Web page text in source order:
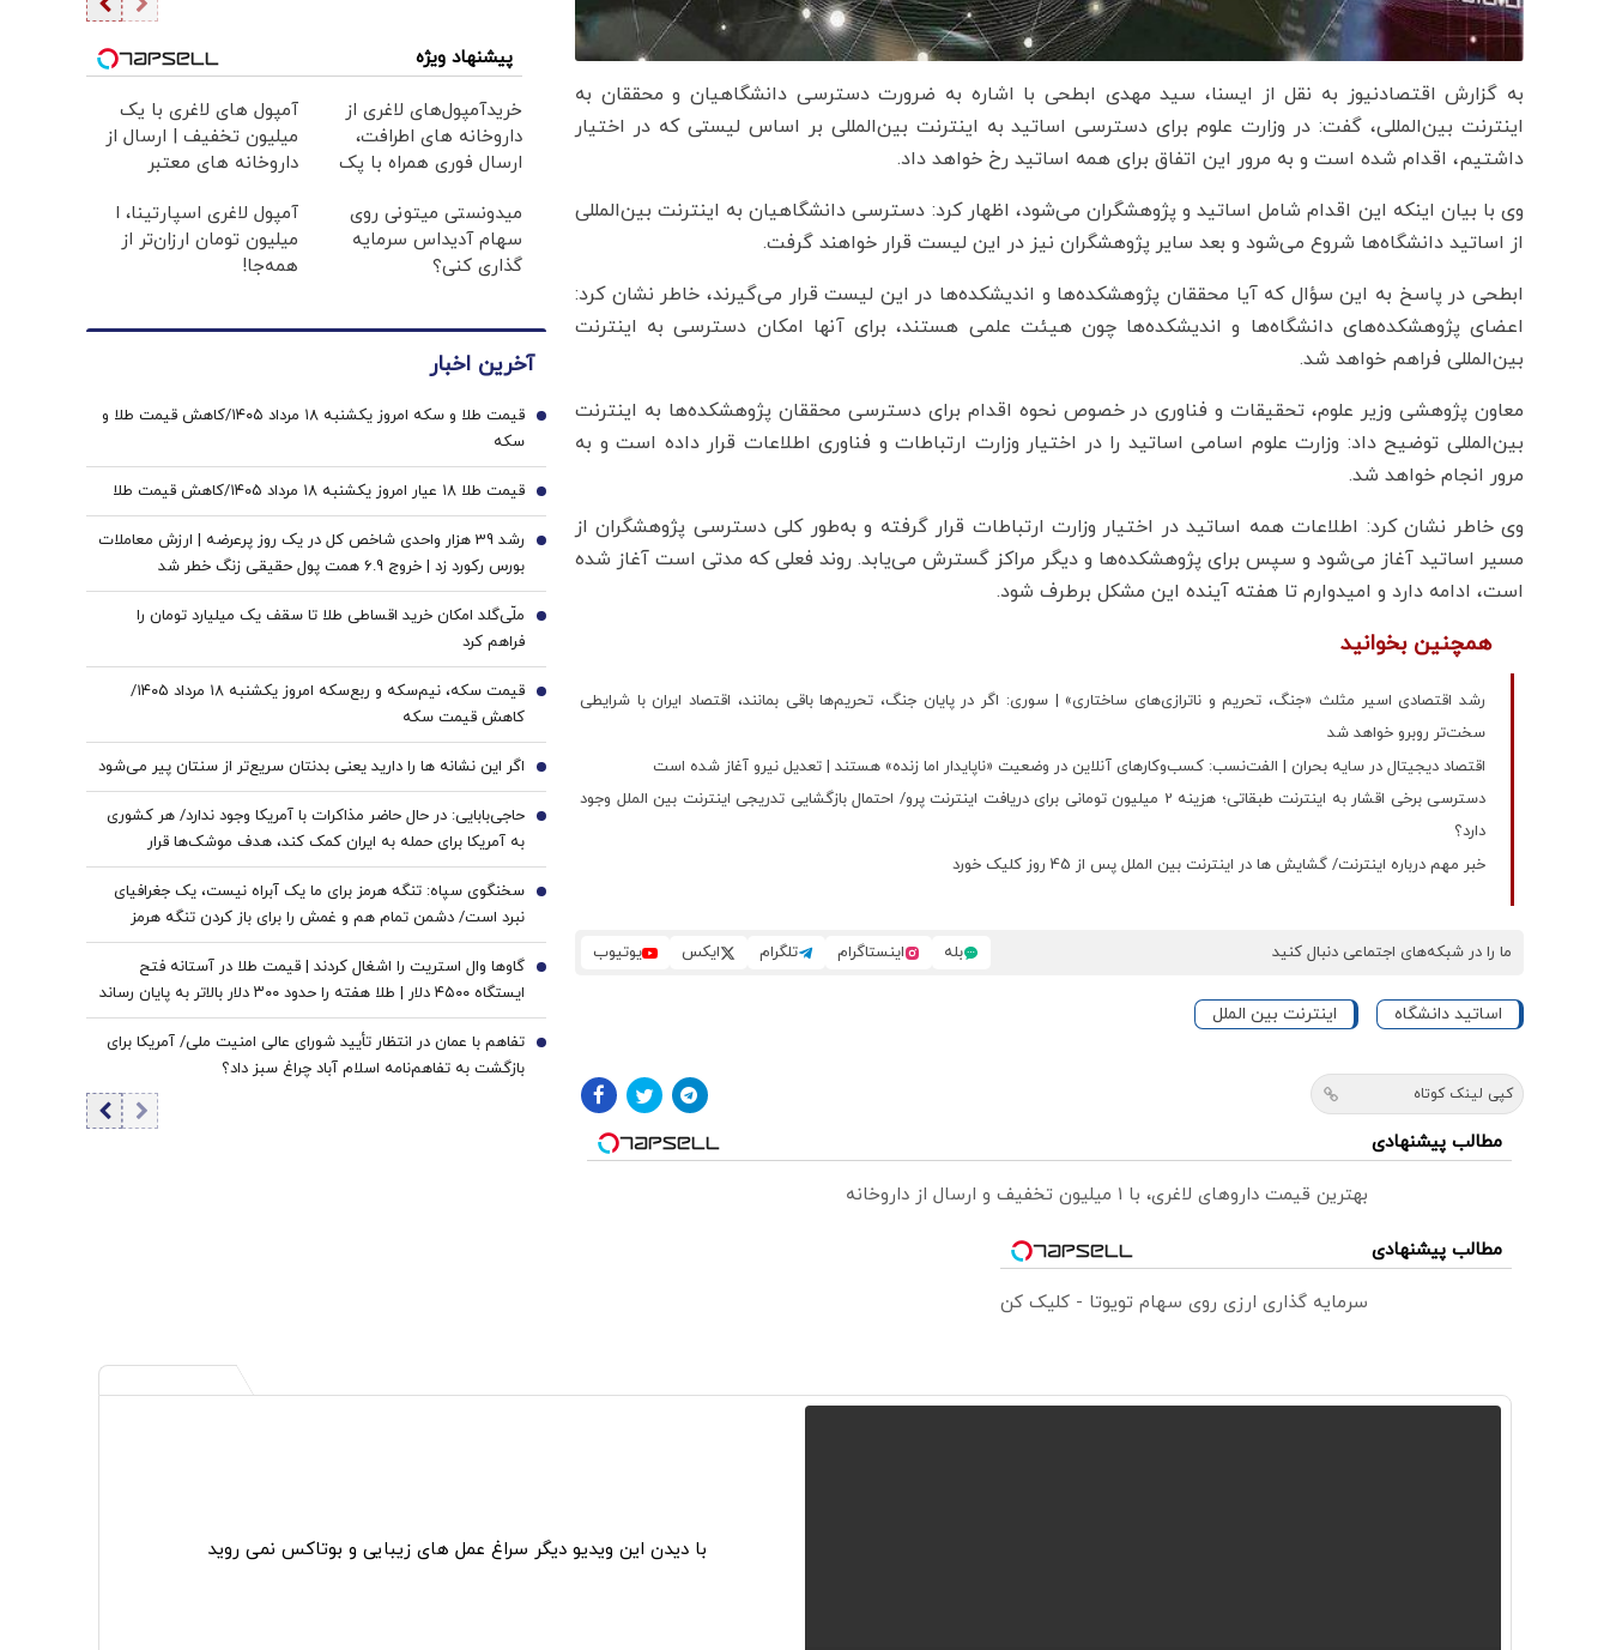
به گزارش اقتصادنیوز به نقل از ایسنا، سید مهدی ابطحی با اشاره به ضرورت دسترسی دانشگاهیان و محققان به
اینترنت بین‌المللی، گفت: در وزارت علوم برای دسترسی اساتید به اینترنت بین‌المللی بر اساس لیستی که در اختیار
داشتیم، اقدام شده است و به مرور این اتفاق برای همه اساتید رخ خواهد داد.
وی با بیان اینکه این اقدام شامل اساتید و پژوهشگران می‌شود، اظهار کرد: دسترسی دانشگاهیان به اینترنت بین‌المللی
از اساتید دانشگاه‌ها شروع می‌شود و بعد سایر پژوهشگران نیز در این لیست قرار خواهند گرفت.
ابطحی در پاسخ به این سؤال که آیا محققان پژوهشکده‌ها و اندیشکده‌ها در این لیست قرار می‌گیرند، خاطر نشان کرد:
اعضای پژوهشکده‌های دانشگاه‌ها و اندیشکده‌ها چون هیئت علمی هستند، برای آنها امکان دسترسی به اینترنت
بین‌المللی فراهم خواهد شد.
معاون پژوهشی وزیر علوم، تحقیقات و فناوری در خصوص نحوه اقدام برای دسترسی محققان پژوهشکده‌ها به اینترنت
بین‌المللی توضیح داد: وزارت علوم اسامی اساتید را در اختیار وزارت ارتباطات و فناوری اطلاعات قرار داده است و به
مرور انجام خواهد شد.
وی خاطر نشان کرد: اطلاعات همه اساتید در اختیار وزارت ارتباطات قرار گرفته و به‌طور کلی دسترسی پژوهشگران از
مسیر اساتید آغاز می‌شود و سپس برای پژوهشکده‌ها و دیگر مراکز گسترش می‌یابد. روند فعلی که مدتی است آغاز شده
است، ادامه دارد و امیدوارم تا هفته آینده این مشکل برطرف شود.
همچنین بخوانید
رشد اقتصادی اسیر مثلث «جنگ، تحریم و ناترازی‌های ساختاری» | سوری: اگر در پایان جنگ، تحریم‌ها باقی بمانند، اقتصاد ایران با شرایطی
سخت‌تر روبرو خواهد شد
اقتصاد دیجیتال در سایه بحران | الفت‌نسب: کسب‌وکارهای آنلاین در وضعیت «ناپایدار اما زنده» هستند | تعدیل نیرو آغاز شده است
دسترسی برخی اقشار به اینترنت طبقاتی؛ هزینه 2 میلیون تومانی برای دریافت اینترنت پرو/ احتمال بازگشایی تدریجی اینترنت بین الملل وجود
دارد؟
خبر مهم درباره اینترنت/ گشایش ها در اینترنت بین الملل پس از 45 روز کلیک خورد
ما را در شبکه‌های اجتماعی دنبال کنید بله اینستاگرام تلگرام ایکس یوتیوب
اساتید دانشگاه اینترنت بین الملل
کپی لینک کوتاه
مطالب پیشنهادی
بهترین قیمت داروهای لاغری، با ۱ میلیون تخفیف و ارسال از داروخانه‌
مطالب پیشنهادی
سرمایه گذاری ارزی روی سهام تویوتا - کلیک کن
پیشنهاد ویژه
خریدآمپول‌های لاغری از
داروخانه های اطرافت،
ارسال فوری همراه با پک
آمپول های لاغری با یک
میلیون تخفیف | ارسال از
داروخانه های معتبر
میدونستی میتونی روی
سهام آدیداس سرمایه
گذاری کنی؟
آمپول لاغری اسپارتینا، ا
میلیون تومان ارزان‌تر از
همه‌جا!
آخرین اخبار
قیمت طلا و سکه امروز یکشنبه ۱۸ مرداد ۱۴۰۵/کاهش قیمت طلا و
سکه
1
قیمت طلا ۱۸ عیار امروز یکشنبه ۱۸ مرداد ۱۴۰۵/کاهش قیمت طلا 2
رشد 39 هزار واحدی شاخص کل در یک روز پرعرضه | ارزش معاملات
بورس رکورد زد | خروج 6.9 همت پول حقیقی زنگ خطر شد
3
ملّی‌گلد امکان خرید اقساطی طلا تا سقف یک میلیارد تومان را
فراهم کرد
4
قیمت سکه، نیم‌سکه و ربع‌سکه امروز یکشنبه ۱۸ مرداد ۱۴۰۵/
کاهش قیمت سکه
5
اگر این نشانه ها را دارید یعنی بدنتان سریع‌تر از سنتان پیر می‌شود 6
حاجی‌بابایی: در حال حاضر مذاکرات با آمریکا وجود ندارد/ هر کشوری
به آمریکا برای حمله به ایران کمک کند، هدف موشک‌ها قرار
می‌گیرد
7
سخنگوی سپاه: تنگه هرمز برای ما یک آبراه نیست، یک جغرافیای
نبرد است/ دشمن تمام هم و غمش را برای باز کردن تنگه هرمز
گذاشته است
8
گاوها وال استریت را اشغال کردند | قیمت طلا در آستانه فتح
ایستگاه ۴۵۰۰ دلار | طلا هفته را حدود ۳۰۰ دلار بالاتر به پایان رساند
9
تفاهم با عمان در انتظار تأیید شورای عالی امنیت ملی/ آمریکا برای
بازگشت به تفاهم‌نامه اسلام آباد چراغ سبز داد؟
10
با دیدن این ویدیو دیگر سراغ عمل های زیبایی و بوتاکس نمی روید